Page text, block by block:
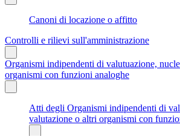
Canoni di locazione o affitto
Controlli e rilievi sull'amministrazione
Organismi indipendenti di valutuazione,
organismi con funzioni analoghe
Atti degli Organismi indipendenti di
valutazione o altri organismi con